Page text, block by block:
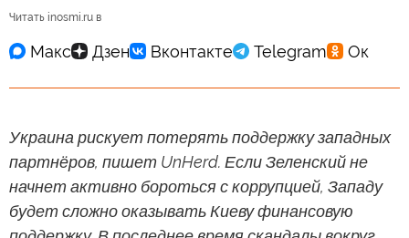
Читать inosmi.ru в
Украина рискует потерять поддержку западных
партнёров, пишет UnHerd. Если Зеленский не
начнет активно бороться с коррупцией, Западу
будет сложно оказывать Киеву финансовую